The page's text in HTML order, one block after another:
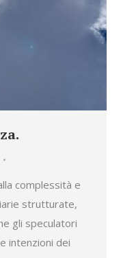
complessità e
strutturate,
gli speculatori
intenzioni dei